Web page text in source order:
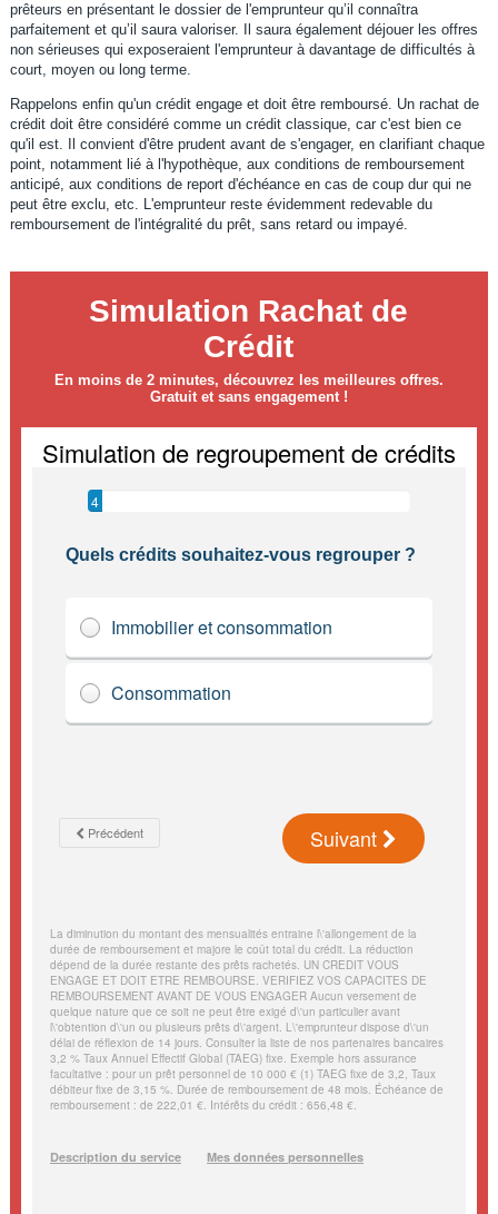
prêteurs en présentant le dossier de l'emprunteur qu’il connaîtra
parfaitement et qu’il saura valoriser. Il saura également déjouer les offres
non sérieuses qui exposeraient l'emprunteur à davantage de difficultés à
court, moyen ou long terme.
Rappelons enfin qu'un crédit engage et doit être remboursé. Un rachat de
crédit doit être considéré comme un crédit classique, car c'est bien ce
qu'il est. Il convient d'être prudent avant de s'engager, en clarifiant chaque
point, notamment lié à l'hypothèque, aux conditions de remboursement
anticipé, aux conditions de report d'échéance en cas de coup dur qui ne
peut être exclu, etc. L'emprunteur reste évidemment redevable du
remboursement de l'intégralité du prêt, sans retard ou impayé.
Simulation Rachat de
Crédit
En moins de 2 minutes, découvrez les meilleures offres.
Gratuit et sans engagement !